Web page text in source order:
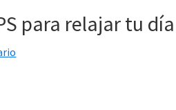
para relajar tu día